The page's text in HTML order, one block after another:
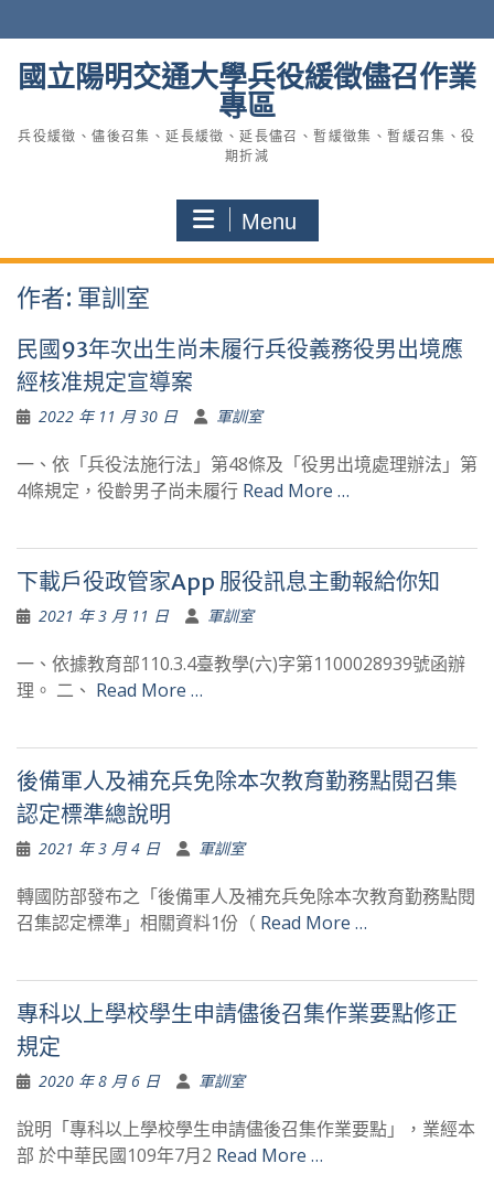
to
國立陽明交通大學兵役緩徵儘召作業
專區
兵役緩徵、儘後召集、延長緩徵、延長儘召、暫緩徵集、暫緩召集、役
期折減
Menu
作者: 軍訓室
民國93年次出生尚未履行兵役義務役男出境應
經核准規定宣導案
2022 年 11 月 30 日 軍訓室
一、依「兵役法施行法」第48條及「役男出境處理辦法」第
4條規定，役齡男子尚未履行 Read More …
下載戶役政管家App 服役訊息主動報給你知
2021 年 3 月 11 日 軍訓室
一、依據教育部110.3.4臺教學(六)字第1100028939號函辦
理。 二、 Read More …
後備軍人及補充兵免除本次教育勤務點閱召集
認定標準總說明
2021 年 3 月 4 日 軍訓室
轉國防部發布之「後備軍人及補充兵免除本次教育勤務點閱
召集認定標準」相關資料1份（ Read More …
專科以上學校學生申請儘後召集作業要點修正
規定
2020 年 8 月 6 日 軍訓室
說明「專科以上學校學生申請儘後召集作業要點」，業經本
部 於中華民國109年7月2 Read More …